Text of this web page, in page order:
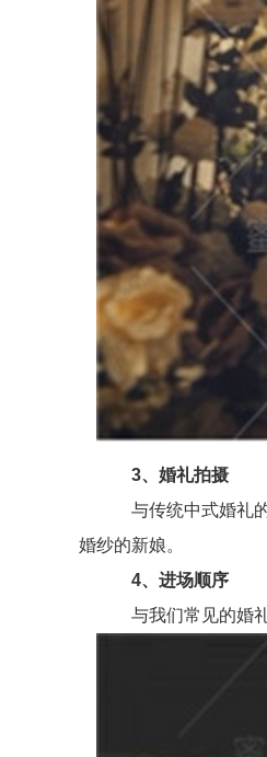
3、婚礼拍摄
与传统中式婚礼的
婚纱的新娘。
4、进场顺序
与我们常见的婚礼